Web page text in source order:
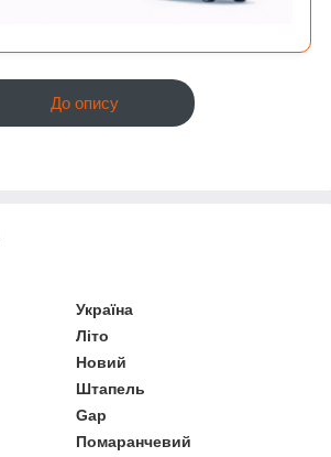
До опису
Україна
Літо
Новий
Штапель
Gap
Помаранчевий